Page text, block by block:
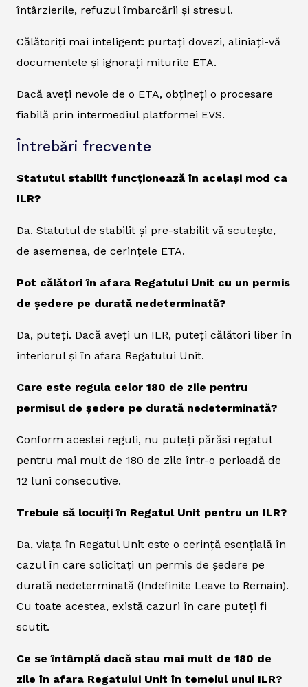
întârzierile, refuzul îmbarcării și stresul.
Călătoriți mai inteligent: purtați dovezi, aliniați-vă
documentele și ignorați miturile ETA.
Dacă aveți nevoie de o ETA, obțineți o procesare
fiabilă prin intermediul platformei EVS.
Întrebări frecvente
Statutul stabilit funcționează în același mod ca
ILR?
Da. Statutul de stabilit și pre-stabilit vă scutește,
de asemenea, de cerințele ETA.
Pot călători în afara Regatului Unit cu un permis
de ședere pe durată nedeterminată?
Da, puteți. Dacă aveți un ILR, puteți călători liber în
interiorul și în afara Regatului Unit.
Care este regula celor 180 de zile pentru
permisul de ședere pe durată nedeterminată?
Conform acestei reguli, nu puteți părăsi regatul
pentru mai mult de 180 de zile într-o perioadă de
12 luni consecutive.
Trebuie să locuiți în Regatul Unit pentru un ILR?
Da, viața în Regatul Unit este o cerință esențială în
cazul în care solicitați un permis de ședere pe
durată nedeterminată (Indefinite Leave to Remain).
Cu toate acestea, există cazuri în care puteți fi
scutit.
Ce se întâmplă dacă stau mai mult de 180 de
zile în afara Regatului Unit în temeiul unui ILR?